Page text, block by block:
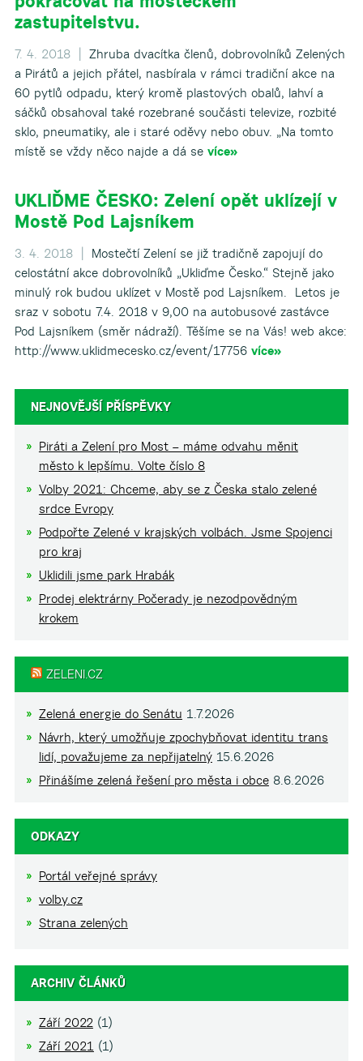
zastupitelstvu.
7. 4. 2018 |
Zhruba dvacítka členů, dobrovolníků Zelených
a Pirátů a jejich přátel, nasbírala v rámci tradiční akce na
60 pytlů odpadu, který kromě plastových obalů, lahví a
sáčků obsahoval také rozebrané součásti televize, rozbité
sklo, pneumatiky, ale i staré oděvy nebo obuv. „Na tomto
místě se vždy něco najde a dá se více»
UKLIĎME ČESKO: Zelení opět uklízejí v
Mostě Pod Lajsníkem
3. 4. 2018 |
Mostečtí Zelení se již tradičně zapojují do
celostátní akce dobrovolníků „Ukliďme Česko.“ Stejně jako
minulý rok budou uklízet v Mostě pod Lajsníkem. Letos je
sraz v sobotu 7.4. 2018 v 9,00 na autobusové zastávce
Pod Lajsníkem (směr nádraží). Těšíme se na Vás! web akce:
http://www.uklidmecesko.cz/event/17756 více»
NEJNOVĚJŠÍ PŘÍSPĚVKY
Piráti a Zelení pro Most – máme odvahu měnit
město k lepšímu. Volte číslo 8
Volby 2021: Chceme, aby se z Česka stalo zelené
srdce Evropy
Podpořte Zelené v krajských volbách. Jsme Spojenci
pro kraj
Uklidili jsme park Hrabák
Prodej elektrárny Počerady je nezodpovědným
krokem
ZELENI.CZ
Zelená energie do Senátu 1.7.2026
Návrh, který umožňuje zpochybňovat identitu trans
lidí, považujeme za nepřijatelný 15.6.2026
Přinášíme zelená řešení pro města i obce 8.6.2026
ODKAZY
Portál veřejné správy
volby.cz
Strana zelených
ARCHIV ČLÁNKŮ
Září 2022(1)
Září 2021 (1)